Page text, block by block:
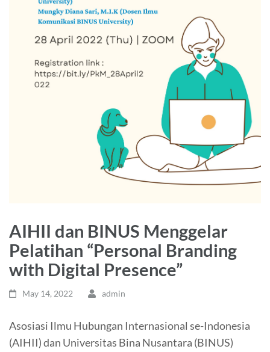
AIHII dan BINUS Menggelar
Pelatihan “Personal Branding
with Digital Presence”
May 14, 2022 admin
Asosiasi Ilmu Hubungan Internasional se-Indonesia
(AIHII) dan Universitas Bina Nusantara (BINUS)